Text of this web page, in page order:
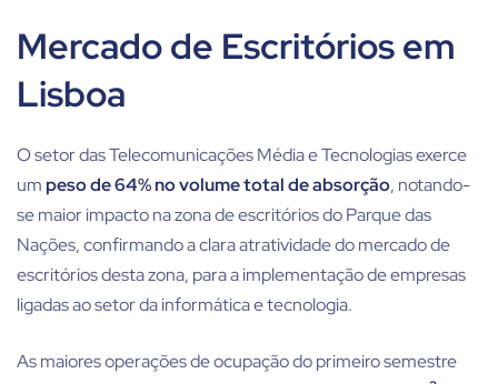
Mercado de Escritórios em
Lisboa
O setor das Telecomunicações Média e Tecnologias exerce
um peso de 64% no volume total de absorção, notando-
se maior impacto na zona de escritórios do Parque das
Nações, confirmando a clara atratividade do mercado de
escritórios desta zona, para a implementação de empresas
ligadas ao setor da informática e tecnologia.
As maiores operações de ocupação do primeiro semestre